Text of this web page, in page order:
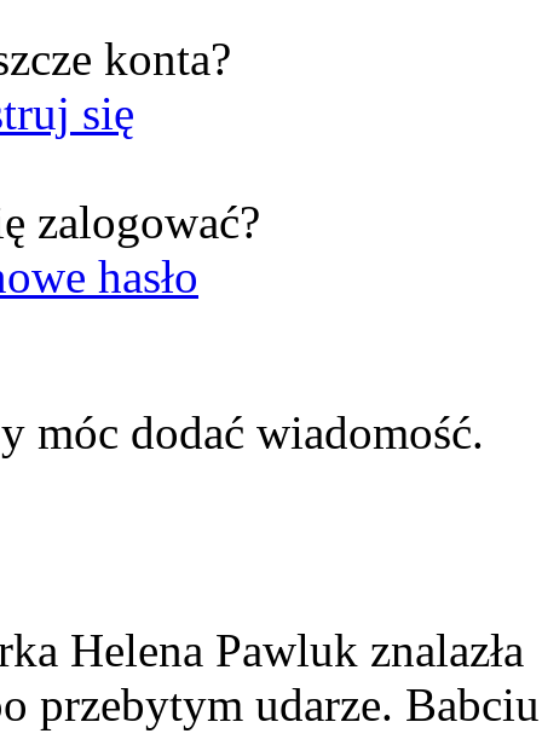
konta?
się
zalogować?
hasło
móc dodać wiadomość.
Helena Pawluk znalazła
przebytym udarze. Babciu